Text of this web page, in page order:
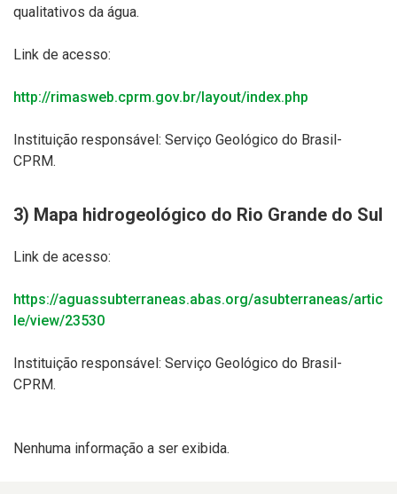
qualitativos da água.
Link de acesso:
http://rimasweb.cprm.gov.br/layout/index.php
Instituição responsável: Serviço Geológico do Brasil-
CPRM.
3) Mapa hidrogeológico do Rio Grande do Sul
Link de acesso:
https://aguassubterraneas.abas.org/asubterraneas/artic
le/view/23530
Instituição responsável: Serviço Geológico do Brasil-
CPRM.
Nenhuma informação a ser exibida.